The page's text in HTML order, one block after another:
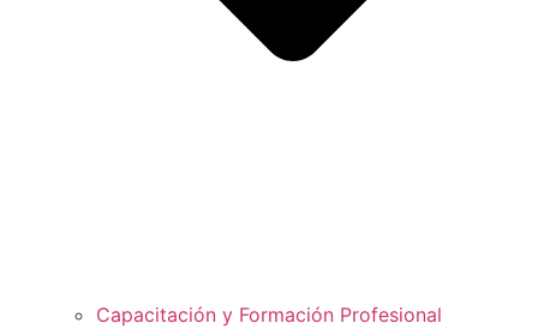
Capacitación y Formación Profesional